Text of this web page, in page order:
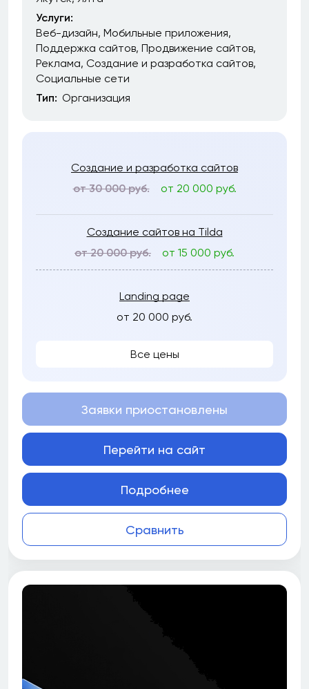
Услуги:
Веб-дизайн Мобильные приложения
Поддержка сайтов Продвижение сайтов
Реклама Создание и разработка сайтов
Социальные сети
Тип: Организация
Создание и разработка сайтов
от 30 000 руб.
от 20 000 руб.
Создание сайтов на Tilda
от 20 000 руб.
от 15 000 руб.
Landing page
от 20 000 руб.
Все цены
Сравнить
Заявки приостановлены
Перейти на сайт
Подробнее